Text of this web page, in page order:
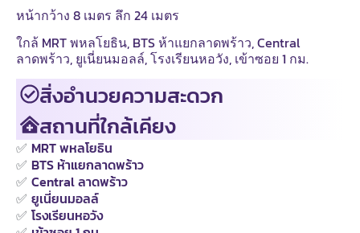
หน้ากว้าง 8 เมตร ลึก 24 เมตร
ใกล้ MRT พหลโยธิน, BTS ห้าแยกลาดพร้าว, Central
ลาดพร้าว, ยูเนี่ยนมอลล์, โรงเรียนหอวัง, เข้าซอย 1 กม.
สิ่งอำนวยความสะดวก
สถานที่ใกล้เคียง
✅ MRT พหลโยธิน
✅ BTS ห้าแยกลาดพร้าว
✅ Central ลาดพร้าว
✅ ยูเนี่ยนมอลล์
✅ โรงเรียนหอวัง